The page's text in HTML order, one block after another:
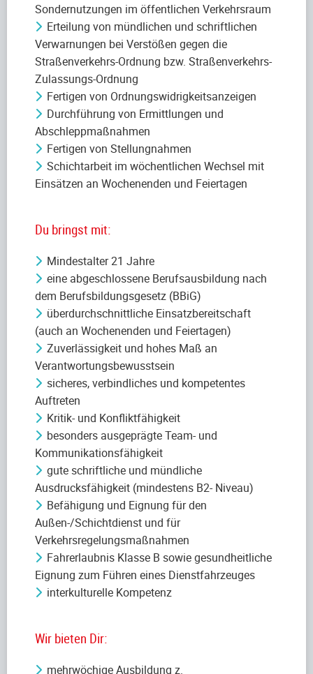
Sondernutzungen im öffentlichen Verkehrsraum
Erteilung von mündlichen und schriftlichen
Verwarnungen bei Verstößen gegen die
Straßenverkehrs-Ordnung bzw. Straßenverkehrs-
Zulassungs-Ordnung
Fertigen von Ordnungswidrigkeitsanzeigen
Durchführung von Ermittlungen und
Abschleppmaßnahmen
Fertigen von Stellungnahmen
Schichtarbeit im wöchentlichen Wechsel mit
Einsätzen an Wochenenden und Feiertagen
Du bringst mit:
Mindestalter 21 Jahre
eine abgeschlossene Berufsausbildung nach
dem Berufsbildungsgesetz (BBiG)
überdurchschnittliche Einsatzbereitschaft
(auch an Wochenenden und Feiertagen)
Zuverlässigkeit und hohes Maß an
Verantwortungsbewusstsein
sicheres, verbindliches und kompetentes
Auftreten
Kritik- und Konfliktfähigkeit
besonders ausgeprägte Team- und
Kommunikationsfähigkeit
gute schriftliche und mündliche
Ausdrucksfähigkeit (mindestens B2- Niveau)
Befähigung und Eignung für den
Außen-/Schichtdienst und für
Verkehrsregelungsmaßnahmen
Fahrerlaubnis Klasse B sowie gesundheitliche
Eignung zum Führen eines Dienstfahrzeuges
interkulturelle Kompetenz
Wir bieten Dir:
mehrwöchige Ausbildung z.